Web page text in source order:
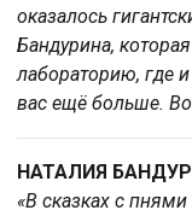
оказалось
Бандурина,
лабораторию, где
вас ещё больше.
НАТАЛИЯ
«В сказках с